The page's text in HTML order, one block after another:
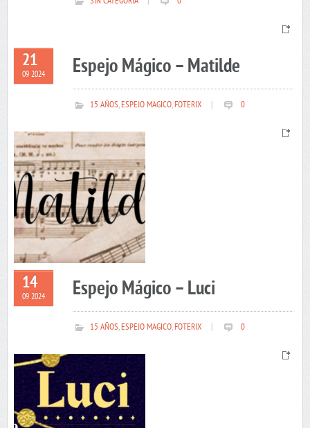
21
09 2024 Espejo Mágico – Matilde
15 AÑOS,ESPEJO MAGICO,FOTERIX 0
14
09 2024 Espejo Mágico – Luci
15 AÑOS,ESPEJO MAGICO,FOTERIX 0